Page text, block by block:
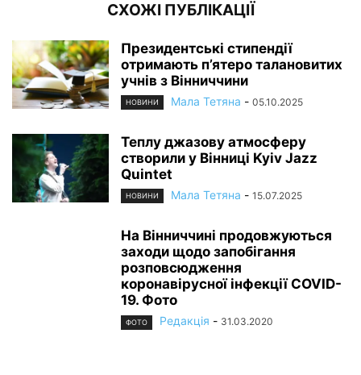
СХОЖІ ПУБЛІКАЦІЇ
Президентські стипендії
отримають п’ятеро талановитих
учнів з Вінниччини
НОВИНИ Мала Тетяна - 05.10.2025
Теплу джазову атмосферу
створили у Вінниці Kyiv Jazz
Quintet
НОВИНИ Мала Тетяна - 15.07.2025
На Вінниччині продовжуються
заходи щодо запобігання
розповсюдження
коронавірусної інфекції COVID-
19. Фото
ФОТО Редакція - 31.03.2020